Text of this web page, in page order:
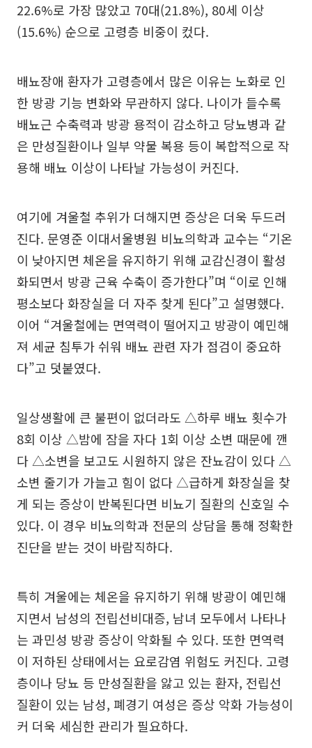
22.6%로 가장 많았고 70대(21.8%), 80세 이상
(15.6%) 순으로 고령층 비중이 컸다.
배뇨장애 환자가 고령층에서 많은 이유는 노화로 인
한 방광 기능 변화와 무관하지 않다. 나이가 들수록
배뇨근 수축력과 방광 용적이 감소하고 당뇨병과 같
은 만성질환이나 일부 약물 복용 등이 복합적으로 작
용해 배뇨 이상이 나타날 가능성이 커진다.
여기에 겨울철 추위가 더해지면 증상은 더욱 두드러
진다. 문영준 이대서울병원 비뇨의학과 교수는 “기온
이 낮아지면 체온을 유지하기 위해 교감신경이 활성
화되면서 방광 근육 수축이 증가한다”며 “이로 인해
평소보다 화장실을 더 자주 찾게 된다”고 설명했다.
이어 “겨울철에는 면역력이 떨어지고 방광이 예민해
져 세균 침투가 쉬워 배뇨 관련 자가 점검이 중요하
다”고 덧붙였다.
일상생활에 큰 불편이 없더라도 △하루 배뇨 횟수가
8회 이상 △밤에 잠을 자다 1회 이상 소변 때문에 깬
다 △소변을 보고도 시원하지 않은 잔뇨감이 있다 △
소변 줄기가 가늘고 힘이 없다 △급하게 화장실을 찾
게 되는 증상이 반복된다면 비뇨기 질환의 신호일 수
있다. 이 경우 비뇨의학과 전문의 상담을 통해 정확한
진단을 받는 것이 바람직하다.
특히 겨울에는 체온을 유지하기 위해 방광이 예민해
지면서 남성의 전립선비대증, 남녀 모두에서 나타나
는 과민성 방광 증상이 악화될 수 있다. 또한 면역력
이 저하된 상태에서는 요로감염 위험도 커진다. 고령
층이나 당뇨 등 만성질환을 앓고 있는 환자, 전립선
질환이 있는 남성, 폐경기 여성은 증상 악화 가능성이
커 더욱 세심한 관리가 필요하다.